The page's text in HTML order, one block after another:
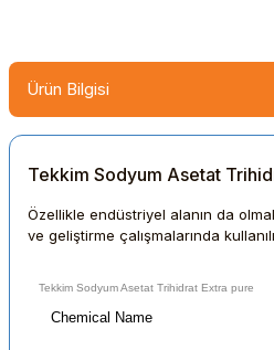
Ürün Bilgisi
Tekkim Sodyum Asetat
Özellikle endüstriyel alanın da
ve geliştirme çalışmalarında
Tekkim Sodyum Asetat Trihidrat Extra pure
Chemical Name